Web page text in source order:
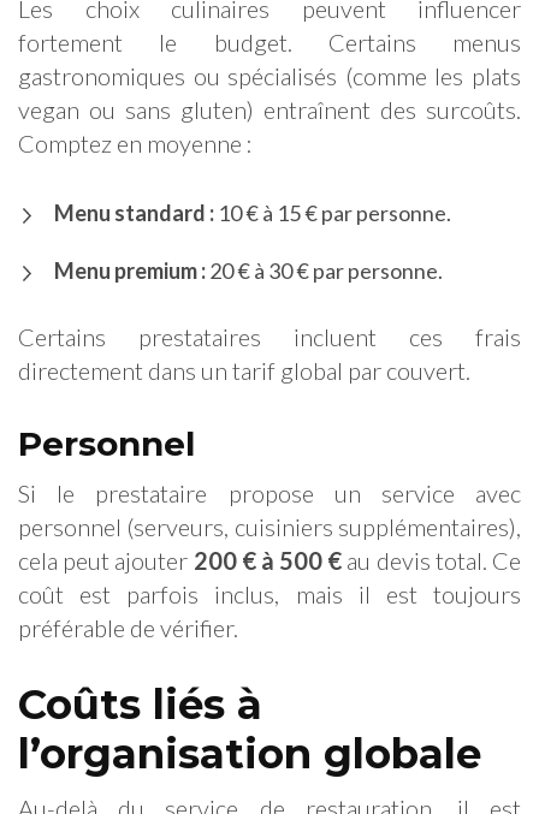
Les choix culinaires peuvent influencer
fortement le budget. Certains menus
gastronomiques ou spécialisés (comme les plats
vegan ou sans gluten) entraînent des surcoûts.
Comptez en moyenne :
Menu standard : 10 € à 15 € par personne.
Menu premium :20 € à 30 € par personne.
Certains prestataires incluent ces frais
directement dans un tarif global par couvert.
Personnel
Si le prestataire propose un service avec
personnel (serveurs, cuisiniers supplémentaires),
cela peut ajouter 200 € à 500 € au devis total. Ce
coût est parfois inclus, mais il est toujours
préférable de vérifier.
Coûts liés à
l’organisation globale
Au-delà du service de restauration, il est